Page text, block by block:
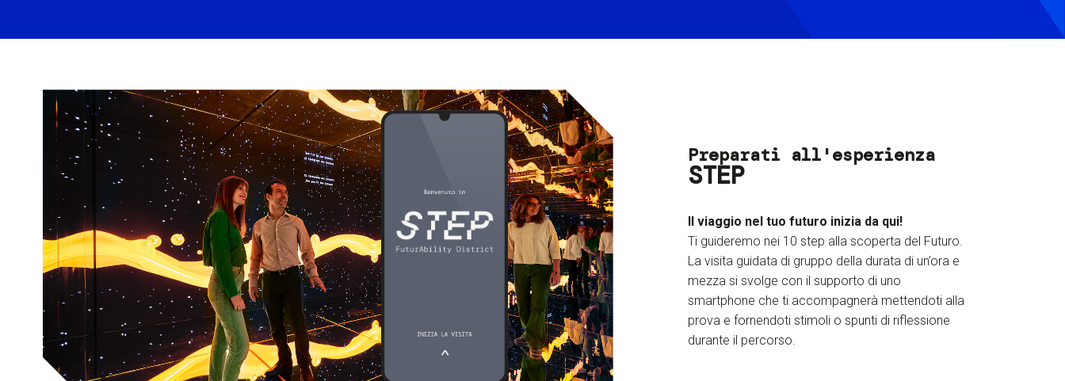
Preparati all'esperienza
STEP
Il viaggio nel tuo futuro inizia da qui!
Ti guideremo nei 10 step alla scoperta del Futuro.
La visita guidata di gruppo della durata di un’ora e
mezza si svolge con il supporto di uno
smartphone che ti accompagnerà mettendoti alla
prova e fornendoti stimoli o spunti di riflessione
durante il percorso.